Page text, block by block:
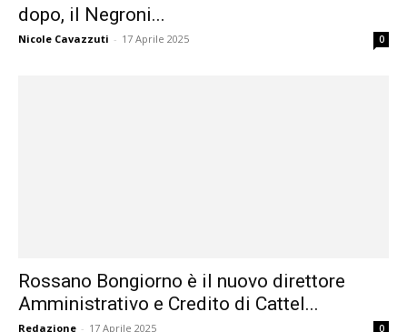
dopo, il Negroni...
Nicole Cavazzuti - 17 Aprile 2025 0
Rossano Bongiorno è il nuovo direttore
Amministrativo e Credito di Cattel...
Redazione - 17 Aprile 2025 0